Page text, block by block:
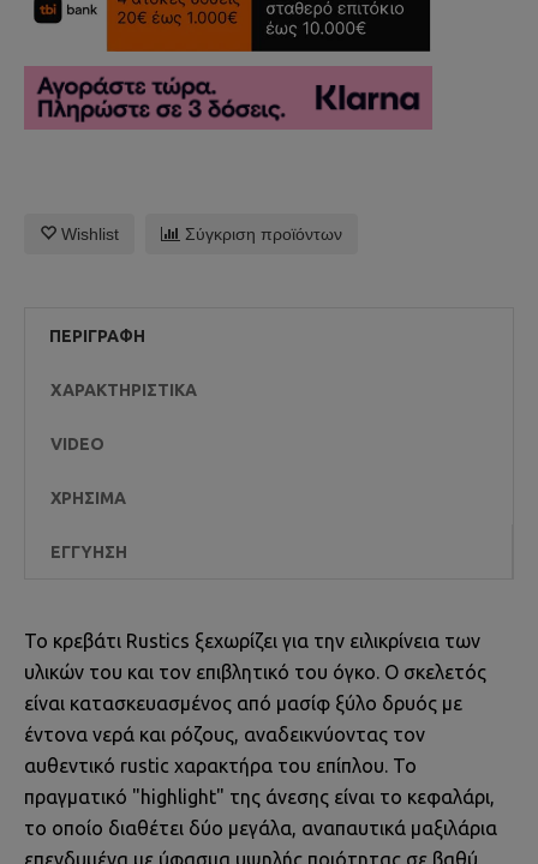
Wishlist Σύγκριση προϊόντων
ΠΕΡΙΓΡΑΦΉ
ΧΑΡΑΚΤΗΡΙΣΤΙΚΆ
VIDEO
ΧΡΉΣΙΜΑ
ΕΓΓΎΗΣΗ
Το κρεβάτι Rustics ξεχωρίζει για την ειλικρίνεια των
υλικών του και τον επιβλητικό του όγκο. Ο σκελετός
είναι κατασκευασμένος από μασίφ ξύλο δρυός με
έντονα νερά και ρόζους, αναδεικνύοντας τον
αυθεντικό rustic χαρακτήρα του επίπλου. Το
πραγματικό "highlight" της άνεσης είναι το κεφαλάρι,
το οποίο διαθέτει δύο μεγάλα, αναπαυτικά μαξιλάρια
επενδυμένα με ύφασμα υψηλής ποιότητας σε βαθύ